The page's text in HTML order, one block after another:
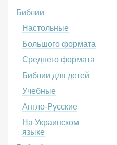
Библии
Настольные
Большого формата
Среднего формата
Библии для детей
Учебные
Англо-Русские
На Украинском
языке